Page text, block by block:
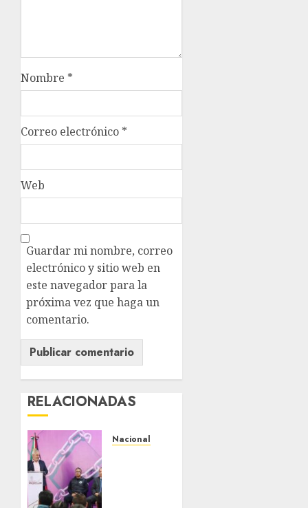
Nombre *
Correo electrónico *
Web
Guardar mi nombre, correo
electrónico y sitio web en
este navegador para la
próxima vez que haga un
comentario.
RELACIONADAS
Nacional